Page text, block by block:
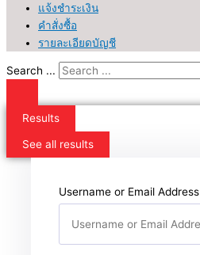
แจ้งชำระเงิน
คำสั่งซื้อ
รายละเอียดบัญชี
Search ...
Results
See all results
Username or Email Address